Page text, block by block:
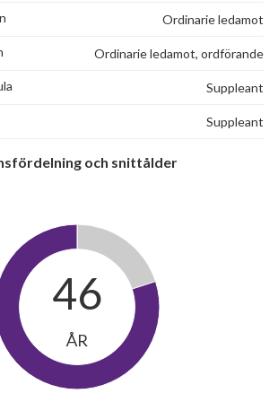
Ordinarie ledamot
Ordinarie ledamot, ordförande
Suppleant
Suppleant
och snittålder
46
ÅR